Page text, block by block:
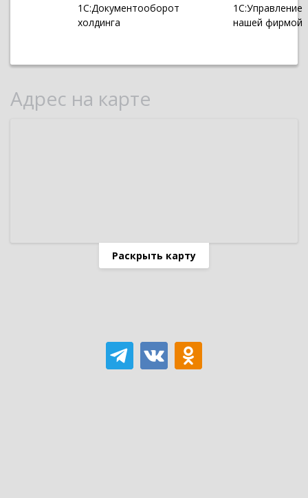
1С:Документооборот
холдинга
1С:Управление
нашей фирмой
Адрес на карте
Раскрыть карту